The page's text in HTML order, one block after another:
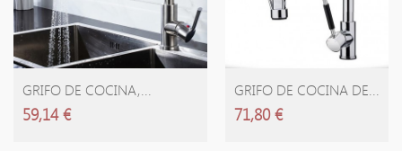
GRIFO DE COCINA,...
59,14 €
GRIFO DE COCINA DE...
71,80 €